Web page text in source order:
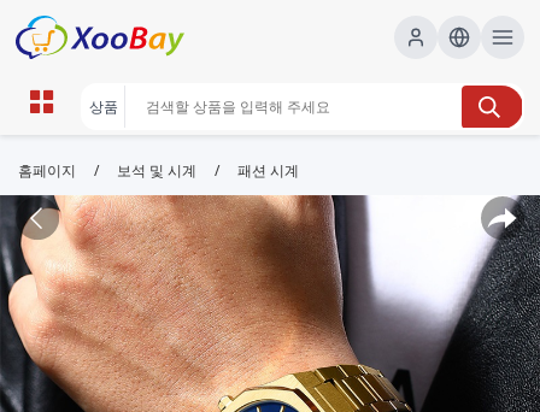
홈페이지 / 보석 및 시계 / 패션 시계